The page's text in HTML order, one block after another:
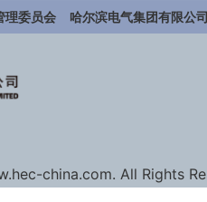
理委员会 哈尔滨电气集团有限公
china.com. All Rights